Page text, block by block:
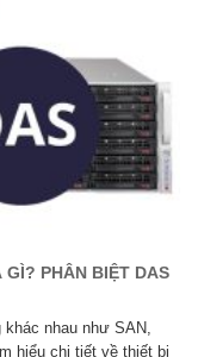
GÌ? PHÂN BIỆT DAS
nhau như SAN,
hiểu chi tiết về thiết bị